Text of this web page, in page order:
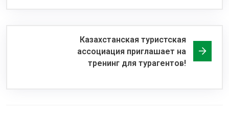
Казахстанская туристская
ассоциация приглашает на
тренинг для турагентов!